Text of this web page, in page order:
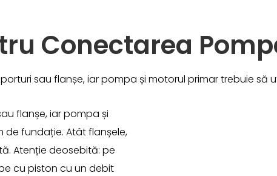
Conectarea
sau flanșe, iar pompa și motorul primar trebuie să
flanșe, iar pompa și
de fundație. Atât flanșele,
Atenție deosebită: pe
cu piston cu un debit